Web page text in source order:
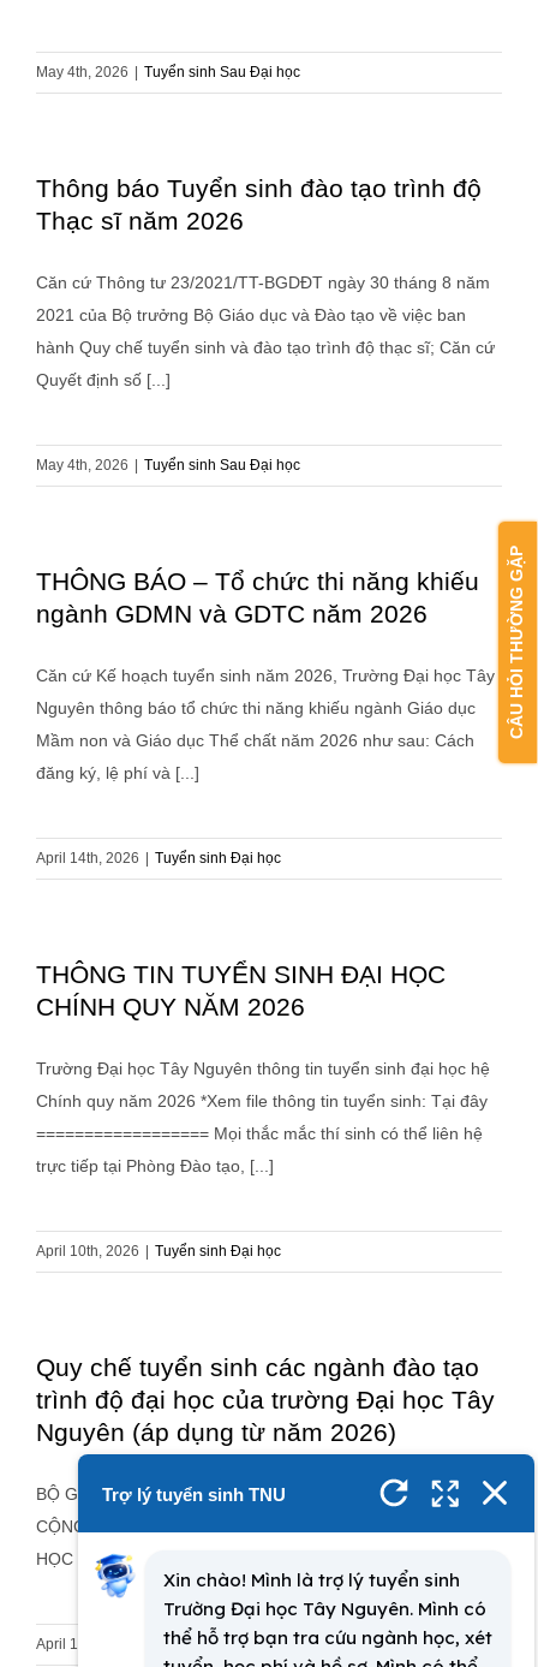
May 4th, 2026 Tuyển sinh Sau Đại học
Thông báo Tuyển sinh đào tạo trình độ
Thạc sĩ năm 2026
Căn cứ Thông tư 23/2021/TT-BGDĐT ngày 30 tháng 8 năm
2021 của Bộ trưởng Bộ Giáo dục và Đào tạo về việc ban
hành Quy chế tuyển sinh và đào tạo trình độ thạc sĩ; Căn cứ
Quyết định số [...]
May 4th, 2026 Tuyển sinh Sau Đại học
THÔNG BÁO – Tổ chức thi năng khiếu
ngành GDMN và GDTC năm 2026
Căn cứ Kế hoạch tuyển sinh năm 2026, Trường Đại học Tây
Nguyên thông báo tổ chức thi năng khiếu ngành Giáo dục
Mầm non và Giáo dục Thể chất năm 2026 như sau: Cách
đăng ký, lệ phí và [...]
April 14th, 2026 Tuyển sinh Đại học
THÔNG TIN TUYỂN SINH ĐẠI HỌC
CHÍNH QUY NĂM 2026
Trường Đại học Tây Nguyên thông tin tuyển sinh đại học hệ
Chính quy năm 2026 *Xem file thông tin tuyển sinh: Tại đây
================== Mọi thắc mắc thí sinh có thể liên hệ
trực tiếp tại Phòng Đào tạo, [...]
April 10th, 2026 Tuyển sinh Đại học
Quy chế tuyển sinh các ngành đào tạo
trình độ đại học của trường Đại học Tây
Nguyên (áp dụng từ năm 2026)
BỘ GIÁO DỤC VÀ ĐÀO TẠO
CỘNG HOÀ XÃ HỘI CHỦ NGHĨA VIỆT NAM TRƯỜNG ĐẠI
HỌC [...]
April 1st, 2026 Tuyển sinh Đại học
CÂU HỎI THƯỜNG GẶP